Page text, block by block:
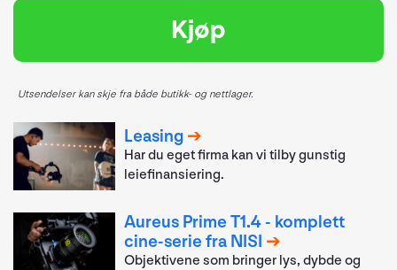
Kjøp
Utsendelser kan skje fra både butikk- og nettlager.
Leasing
Har du eget firma kan vi tilby gunstig
leiefinansiering.
Aureus Prime T1.4 - komplett
cine-serie fra NISI
Objektivene som bringer lys, dybde og